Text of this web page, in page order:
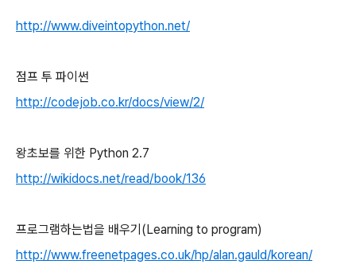
http://www.diveintopython.net/
점프 투 파이썬
http://codejob.co.kr/docs/view/2/
왕초보를 위한 Python 2.7
http://wikidocs.net/read/book/136
프로그램하는법을 배우기(Learning to program)
http://www.freenetpages.co.uk/hp/alan.gauld/korean/